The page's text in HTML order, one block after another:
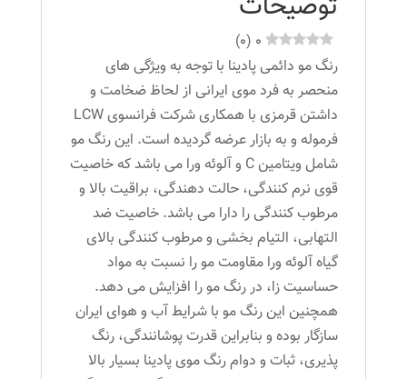
سوپر
پلاتین
دودی
عدد
0
(
0
)
رنگ مو دائمی پادینا با توجه به ویژگی های
منحصر به فرد موی ایرانی از لحاظ ضخامت و
داشتن قرمزی با همکاری شرکت فرانسوی LCW
فرموله و به بازار عرضه گردیده است. این رنگ مو
شامل ویتامین C و آلوئه ورا می باشد که خاصیت
قوی نرم کنندگی، حالت دهندگی، براقیت بالا و
مرطوب کنندگی را دارا می باشد. خاصیت ضد
التهابی، التیام بخشی و مرطوب کنندگی بالای
گیاه آلوئه ورا مقاومت مو را نسبت به مواد
حساسیت زا، در رنگ مو را افزایش می دهد.
همچنین این رنگ مو با شرایط آب و هوای ایران
سازگار بوده و بنابراین قدرت پوشانندگی، رنگ
پذیری، ثبات و دوام رنگ موی پادینا بسیار بالا